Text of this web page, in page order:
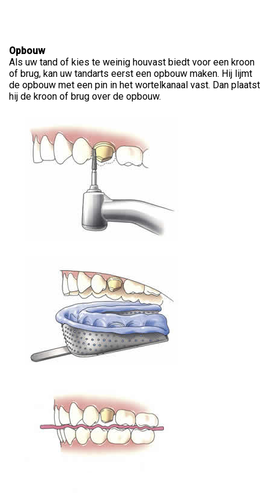
Opbouw
Als uw tand of kies te weinig houvast biedt voor een kroon
of brug, kan uw tandarts eerst een opbouw maken. Hij lijmt
de opbouw met een pin in het wortelkanaal vast. Dan plaatst
hij de kroon of brug over de opbouw.